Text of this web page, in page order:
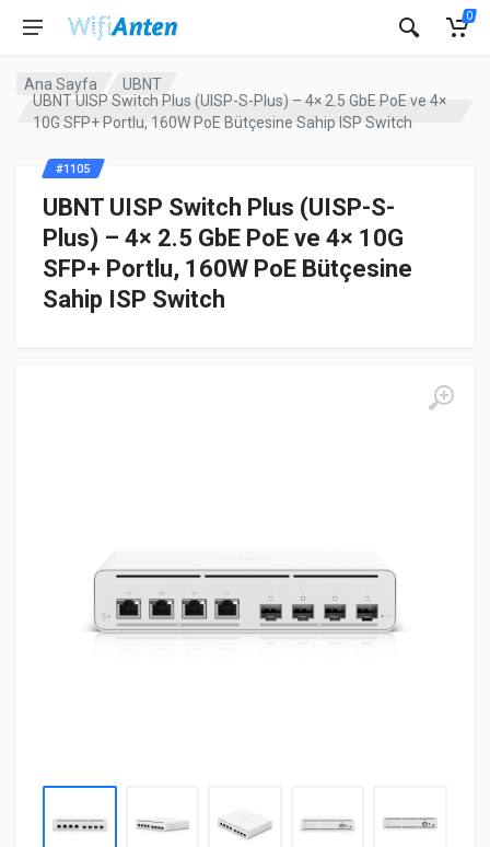
0
Ana Sayfa
UBNT
UBNT UISP Switch Plus (UISP-S-Plus) – 4× 2.5 GbE PoE ve 4×
10G SFP+ Portlu, 160W PoE Bütçesine Sahip ISP Switch
UBNT UISP Switch Plus (UISP-S-
Plus) – 4× 2.5 GbE PoE ve 4× 10G
SFP+ Portlu, 160W PoE Bütçesine
Sahip ISP Switch
#1105